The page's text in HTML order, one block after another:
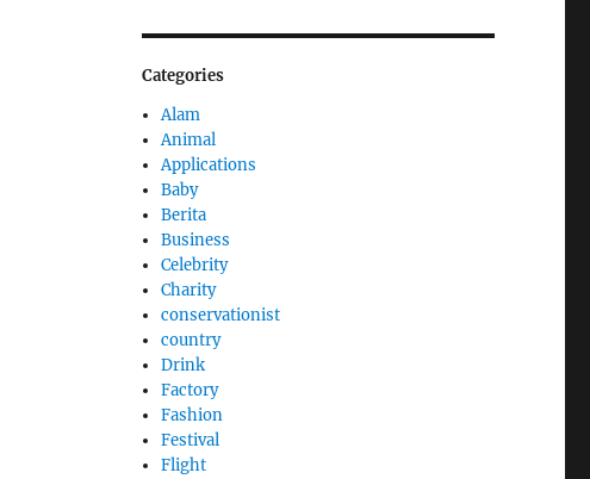
Categories
Alam
Animal
Applications
Baby
Berita
Business
Celebrity
Charity
conservationist
country
Drink
Factory
Fashion
Festival
Flight